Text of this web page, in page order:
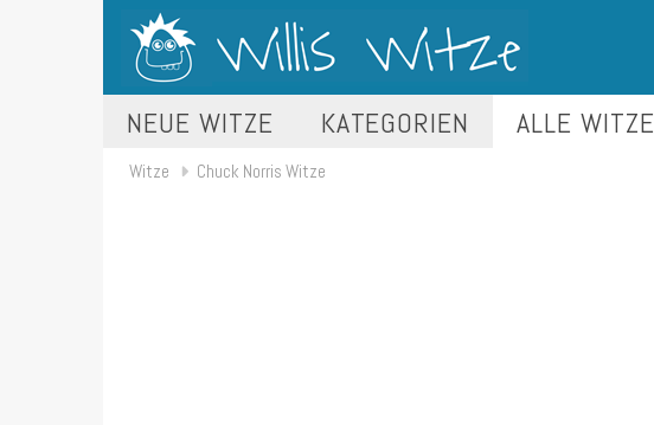
NEUE WITZE KATEGORIEN ALLE WITZE
Witze Chuck Norris Witze